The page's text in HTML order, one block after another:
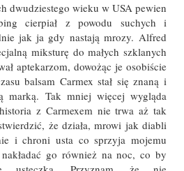
dwudziestego wieku w USA pewien
cierpiał z powodu suchych i
jak ja gdy nastają mrozy. Alfred
miksturę do małych szklanych
aptekarzom, dowożąc je osobiście
balsam Carmex stał się znaną i
marką. Tak mniej więcej wygląda
z Carmexem nie trwa aż tak
że działa, mrowi jak diabli
i chroni usta co sprzyja mojemu
go również na noc, co by